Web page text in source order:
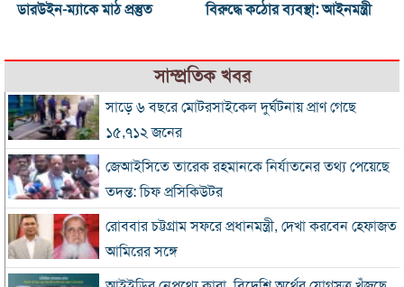
ডারউইন-ম্যাকে মাঠ প্রস্তুত
বিরুদ্ধে কঠোর ব্যবস্থা: আইনমন্ত্রী
সাম্প্রতিক খবর
সাড়ে ৬ বছরে মোটরসাইকেল দুর্ঘটনায় প্রাণ গেছে
১৫,৭১২ জনের
জেআইসিতে তারেক রহমানকে নির্যাতনের তথ্য পেয়েছে
তদন্ত: চিফ প্রসিকিউটর
রোববার চট্টগ্রাম সফরে প্রধানমন্ত্রী, দেখা করবেন হেফাজত
আমিরের সঙ্গে